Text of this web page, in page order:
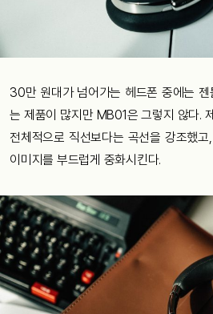
30만 원대가 넘어가는 헤드폰 중에는 젠
는 제품이 많지만 MB01은 그렇지 않다.
전체적으로 직선보다는 곡선을 강조했
이미지를 부드럽게 중화시킨다.